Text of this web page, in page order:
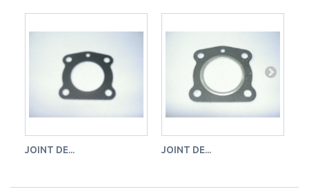
JOINT DE... JOINT DE...